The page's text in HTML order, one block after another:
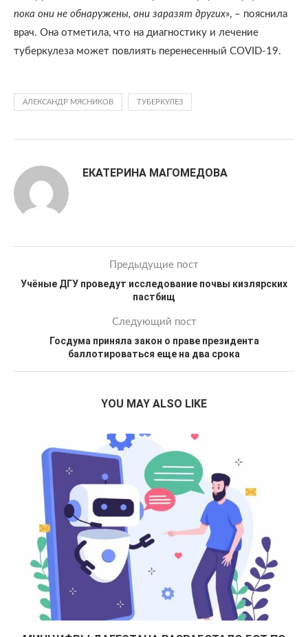
пока они не обнаружены, они заразят других», – пояснила
врач. Она отметила, что на диагностику и лечение
туберкулеза может повлиять перенесенный COVID-19.
АЛЕКСАНДР МЯСНИКОВ ТУБЕРКУЛЕЗ
ЕКАТЕРИНА МАГОМЕДОВА
Предыдущие пост
Учёные ДГУ проведут исследование почвы кизлярских
пастбищ
Следующий пост
Госдума приняла закон о праве президента
баллотироваться еще на два срока
YOU MAY ALSO LIKE